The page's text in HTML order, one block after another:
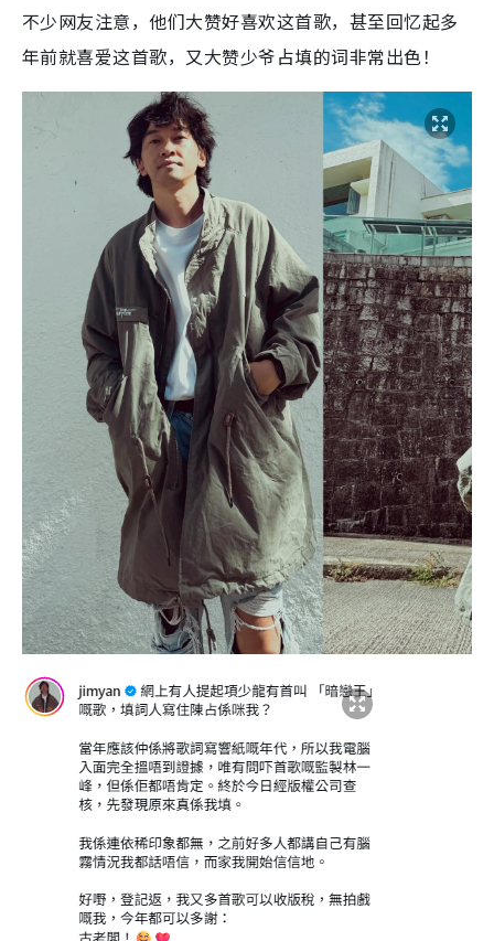
不少网友注意，他们大赞好喜欢这首歌，甚至回忆起多
年前就喜爱这首歌，又大赞少爷占填的词非常出色！